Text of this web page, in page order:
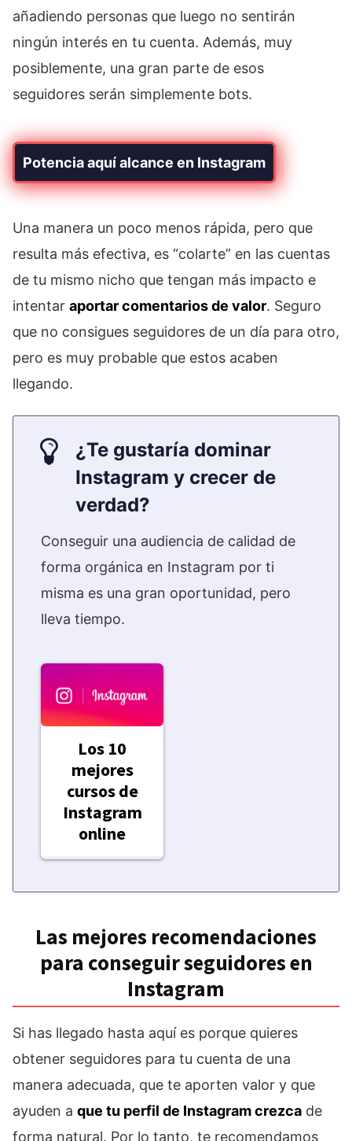
añadiendo personas que luego no sentirán
ningún interés en tu cuenta. Además, muy
posiblemente, una gran parte de esos
seguidores serán simplemente bots.
Potencia aquí alcance en Instagram
Una manera un poco menos rápida, pero que
resulta más efectiva, es “colarte” en las cuentas
de tu mismo nicho que tengan más impacto e
intentar aportar comentarios de valor. Seguro
que no consigues seguidores de un día para otro,
pero es muy probable que estos acaben
llegando.
¿Te gustaría dominar
Instagram y crecer de
verdad?
Conseguir una audiencia de calidad de
forma orgánica en Instagram por ti
misma es una gran oportunidad, pero
lleva tiempo.
Los 10
mejores
cursos de
Instagram
online
Las mejores recomendaciones
para conseguir seguidores en
Instagram
Si has llegado hasta aquí es porque quieres
obtener seguidores para tu cuenta de una
manera adecuada, que te aporten valor y que
ayuden a que tu perfil de Instagram crezca de
forma natural. Por lo tanto, te recomendamos